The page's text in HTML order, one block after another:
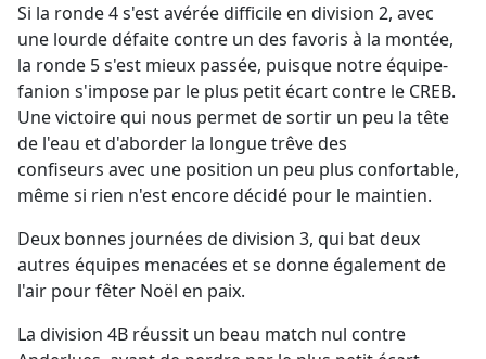
Si la ronde 4 s'est avérée difficile en division 2, avec
une lourde défaite contre un des favoris à la montée,
la ronde 5 s'est mieux passée, puisque notre équipe-
fanion s'impose par le plus petit écart contre le CREB.
Une victoire qui nous permet de sortir un peu la tête
de l'eau et d'aborder la longue trêve des
confiseurs avec une position un peu plus confortable,
même si rien n'est encore décidé pour le maintien.
Deux bonnes journées de division 3, qui bat deux
autres équipes menacées et se donne également de
l'air pour fêter Noël en paix.
La division 4B réussit un beau match nul contre